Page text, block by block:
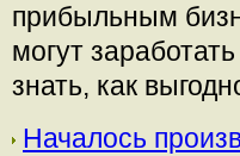
прибыльным
могут
знать, как
Началось